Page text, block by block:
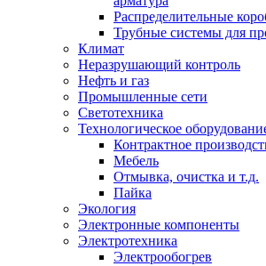
Распределительные
Трубные системы для
Климат
Неразрушающий контроль
Нефть и газ
Промышленные сети
Светотехника
Технологическое
Контрактное
Мебель
Отмывка, очистка и т.д.
Пайка
Экология
Электронные компоненты
Электротехника
Электрообогрев